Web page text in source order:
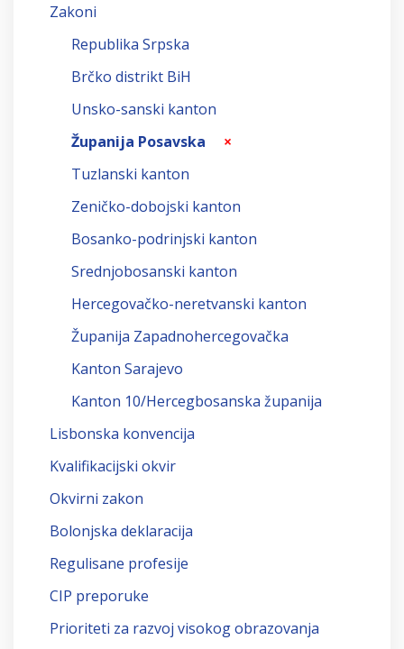
Zakoni
Republika Srpska
Brčko distrikt BiH
Unsko-sanski kanton
Županija Posavska
×
Tuzlanski kanton
Zeničko-dobojski kanton
Bosanko-podrinjski kanton
Srednjobosanski kanton
Hercegovačko-neretvanski kanton
Županija Zapadnohercegovačka
Kanton Sarajevo
Kanton 10/Hercegbosanska županija
Lisbonska konvencija
Kvalifikacijski okvir
Okvirni zakon
Bolonjska deklaracija
Regulisane profesije
CIP preporuke
Prioriteti za razvoj visokog obrazovanja